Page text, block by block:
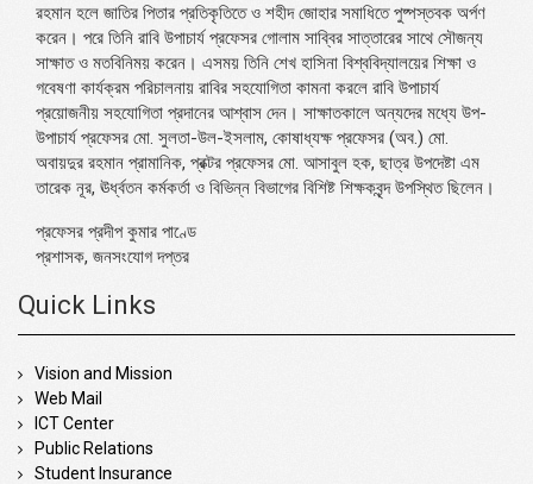
রহমান হলে জাতির পিতার প্রতিকৃতিতে ও শহীদ জোহার সমাধিতে পুষ্পস্তবক অর্পণ
করেন। পরে তিনি রাবি উপাচার্য প্রফেসর গোলাম সাব্বির সাত্তারের সাথে সৌজন্য
সাক্ষাত ও মতবিনিময় করেন। এসময় তিনি শেখ হাসিনা বিশ্ববিদ্যালয়ের শিক্ষা ও
গবেষণা কার্যক্রম পরিচালনায় রাবির সহযোগিতা কামনা করলে রাবি উপাচার্য
প্রয়োজনীয় সহযোগিতা প্রদানের আশ্বাস দেন। সাক্ষাতকালে অন্যদের মধ্যে উপ-
উপাচার্য প্রফেসর মো. সুলতা-উল-ইসলাম, কোষাধ্যক্ষ প্রফেসর (অব.) মো.
অবায়দুর রহমান প্রামানিক, প্রক্টর প্রফেসর মো. আসাবুল হক, ছাত্র উপদেষ্টা এম
তারেক নূর, ঊর্ধ্বতন কর্মকর্তা ও বিভিন্ন বিভাগের বিশিষ্ট শিক্ষকবৃন্দ উপস্থিত ছিলেন।
প্রফেসর প্রদীপ কুমার পাণ্ডে
প্রশাসক, জনসংযোগ দপ্তর
Quick Links
Vision and Mission
Web Mail
ICT Center
Public Relations
Student Insurance